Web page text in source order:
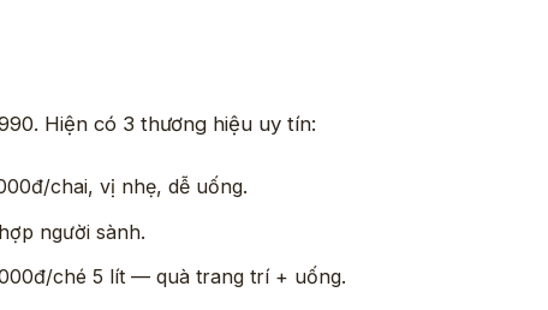
Hiện có 3 thương hiệu uy tín:
chai, vị nhẹ, dễ uống.
người sành.
ché 5 lít — quà trang trí + uống.